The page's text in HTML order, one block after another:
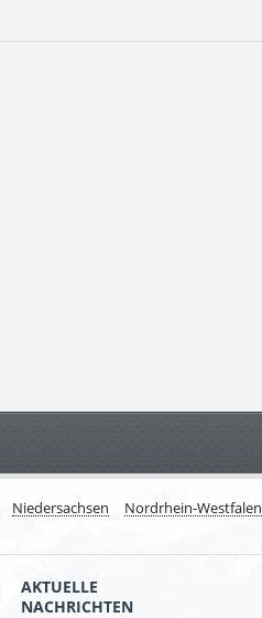
Niedersachsen Nordrhein-Westfalen
AKTUELLE
NACHRICHTEN